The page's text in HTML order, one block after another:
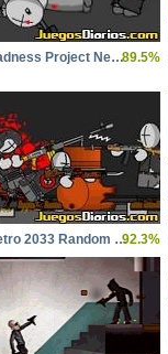
Madness Project Nexus89.5%
Metro 2033 Random Battles92.3%